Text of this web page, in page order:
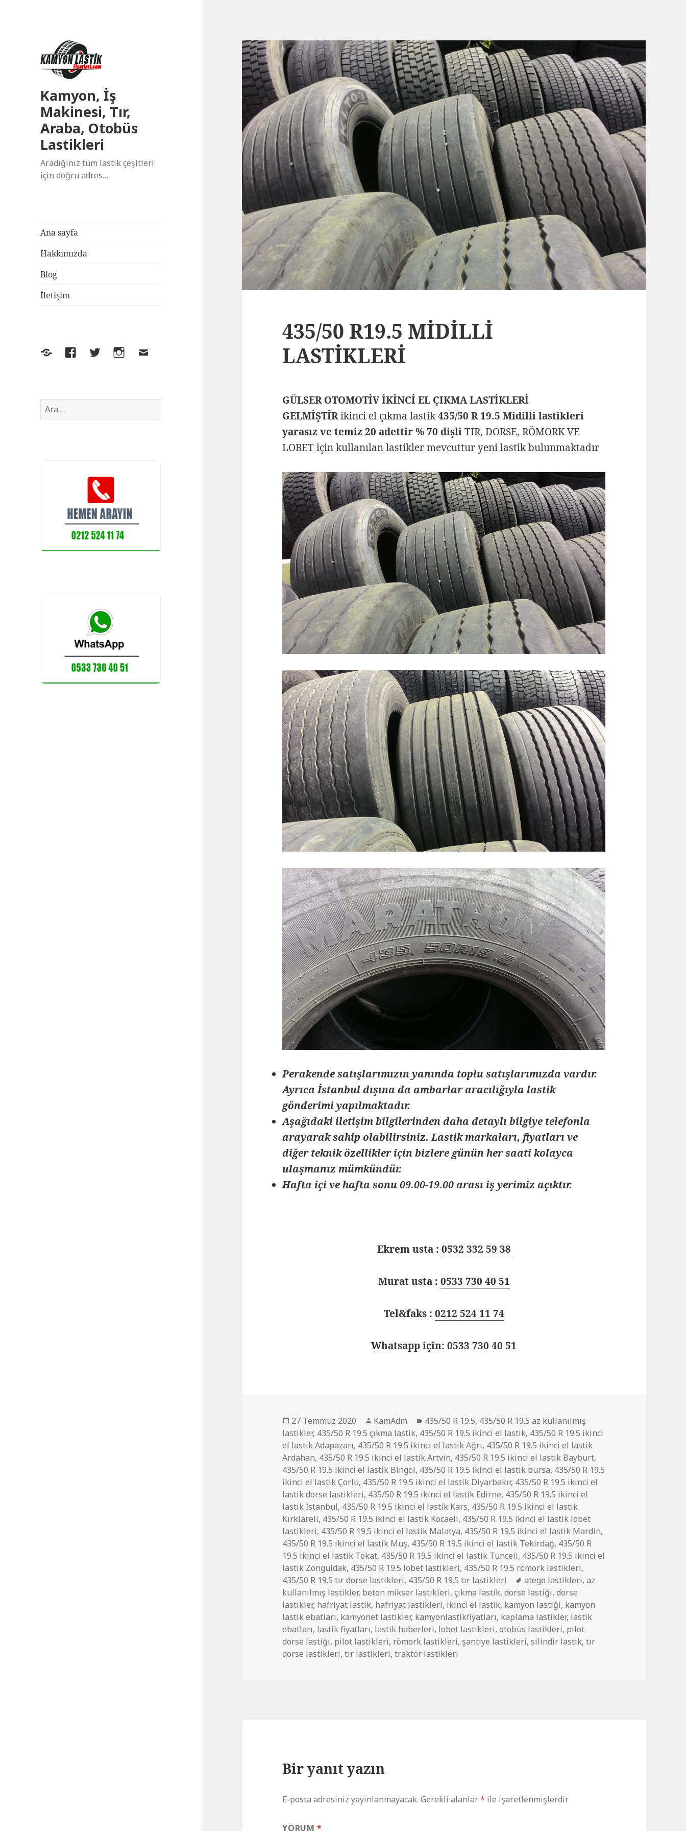
Kamyon, İş
Makinesi, Tır,
Araba, Otobüs
Lastikleri
Aradığınız tüm lastik çeşitleri
için doğru adres…
Ana sayfa
Hakkımızda
Blog
İletişim
Yelp FacebookTwitterInstagram
E-
Arama:
435/50 R19.5 MİDİLLİ
LASTİKLERİ
GÜLSER OTOMOTİV İKİNCİ EL ÇIKMA LASTİKLERİ
GELMİŞTİRikinci el çıkma lastik435/50 R 19.5 Midilli lastikleri
yarasız ve temiz 20 adettir % 70 dişliTIR, DORSE, RÖMORK VE
LOBET için kullanılan lastikler mevcuttur yeni lastik bulunmaktadır
Perakende satışlarımızın yanında toplu satışlarımızda vardır.
Ayrıca İstanbul dışına da ambarlar aracılığıyla lastik
gönderimi yapılmaktadır.
Aşağıdaki iletişim bilgilerinden daha detaylı bilgiye telefonla
arayarak sahip olabilirsiniz. Lastik markaları, fiyatları ve
diğer teknik özellikler için bizlere günün her saati kolayca
ulaşmanız mümkündür.
Hafta içi ve hafta sonu 09.00-19.00 arası iş yerimiz açıktır.
Ekrem usta : 0532 332 59 38
Murat usta : 0533 730 40 51
Tel&faks : 0212 524 11 74
Whatsapp için: 0533 730 40 51
Yayın
tarihi
27 Temmuz 2020 Yazar
KamAdm Kategoriler
435/50 R 19.5, 435/50 R 19.5 az kullanılmış
lastikler, 435/50 R 19.5 çıkma lastik, 435/50 R 19.5 ikinci el lastik, 435/50 R 19.5 ikinci
el lastik Adapazarı, 435/50 R 19.5 ikinci el lastik Ağrı, 435/50 R 19.5 ikinci el lastik
Ardahan, 435/50 R 19.5 ikinci el lastik Artvin, 435/50 R 19.5 ikinci el lastik Bayburt,
435/50 R 19.5 ikinci el lastik Bingöl, 435/50 R 19.5 ikinci el lastik bursa, 435/50 R 19.5
ikinci el lastik Çorlu, 435/50 R 19.5 ikinci el lastik Diyarbakır, 435/50 R 19.5 ikinci el
lastik dorse lastikleri, 435/50 R 19.5 ikinci el lastik Edirne, 435/50 R 19.5 ikinci el
lastik İstanbul, 435/50 R 19.5 ikinci el lastik Kars, 435/50 R 19.5 ikinci el lastik
Kırklareli, 435/50 R 19.5 ikinci el lastik Kocaeli, 435/50 R 19.5 ikinci el lastik lobet
lastikleri, 435/50 R 19.5 ikinci el lastik Malatya, 435/50 R 19.5 ikinci el lastik Mardin,
435/50 R 19.5 ikinci el lastik Muş, 435/50 R 19.5 ikinci el lastik Tekirdağ, 435/50 R
19.5 ikinci el lastik Tokat, 435/50 R 19.5 ikinci el lastik Tunceli, 435/50 R 19.5 ikinci el
lastik Zonguldak, 435/50 R 19.5 lobet lastikleri, 435/50 R 19.5 römork lastikleri,
435/50 R 19.5 tır dorse lastikleri, 435/50 R 19.5 tır lastikleri Etiketler
atego lastikleri,az
kullanılmış lastikler, beton mikser lastikleri,çıkma lastik,dorse lastiği,dorse
lastikler, hafriyat lastik, hafriyat lastikleri, ikinci el lastik, kamyon lastiği, kamyon
lastik ebatları, kamyonet lastikler, kamyonlastikfiyatları, kaplama lastikler, lastik
ebatları, lastik fiyatları, lastik haberleri, lobet lastikleri,otobüs lastikleri, pilot
dorse lastiği, pilot lastikleri, römork lastikleri, şantiye lastikleri,silindir lastik,tır
dorse lastikleri,tır lastikleri,traktör lastikleri
Bir yanıt yazın
E-posta adresiniz yayınlanmayacak. Gerekli alanlar* ile işaretlenmişlerdir
YORUM*